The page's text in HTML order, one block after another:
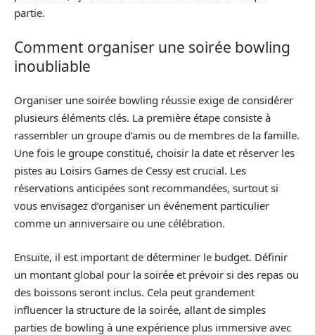
partie.
Comment organiser une soirée bowling
inoubliable
Organiser une soirée bowling réussie exige de considérer
plusieurs éléments clés. La première étape consiste à
rassembler un groupe d’amis ou de membres de la famille.
Une fois le groupe constitué, choisir la date et réserver les
pistes au Loisirs Games de Cessy est crucial. Les
réservations anticipées sont recommandées, surtout si
vous envisagez d’organiser un événement particulier
comme un anniversaire ou une célébration.
Ensuite, il est important de déterminer le budget. Définir
un montant global pour la soirée et prévoir si des repas ou
des boissons seront inclus. Cela peut grandement
influencer la structure de la soirée, allant de simples
parties de bowling à une expérience plus immersive avec